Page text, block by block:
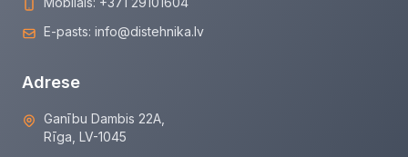
E-pasts: info@distehnika.lv
Adrese
Ganību Dambis 22A,
Rīga, LV-1045